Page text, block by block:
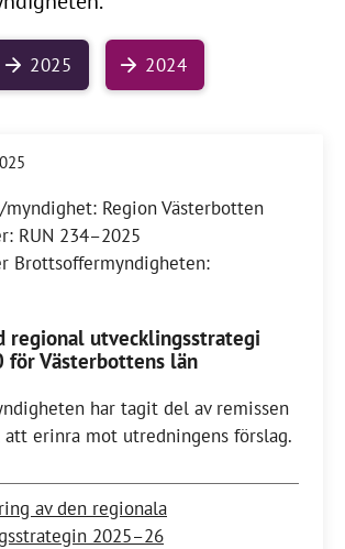
2025 2024
Region Västerbotten
RUN 234–2025
Brottsoffermyndigheten:
regional utvecklingsstrategi
Västerbottens län
har tagit del av remissen
erinra mot utredningens förslag.
av den regionala
2025–26